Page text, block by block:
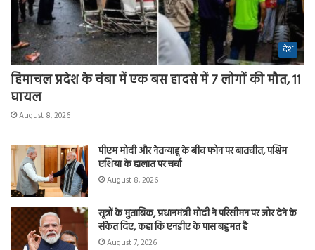
देश
हिमाचल प्रदेश के चंबा में एक बस हादसे में 7 लोगों की मौत, 11
घायल
August 8, 2026
पीएम मोदी और नेतन्याहू के बीच फोन पर बातचीत, पश्चिम
एशिया के हालात पर चर्चा
August 8, 2026
सूत्रों के मुताबिक, प्रधानमंत्री मोदी ने परिसीमन पर जोर देने के
संकेत दिए, कहा कि एनडीए के पास बहुमत है
August 7, 2026